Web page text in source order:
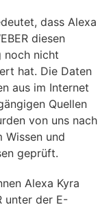
dass Alexa
diesen
noch nicht
hat. Die Daten
aus im Internet
Quellen
von uns nach
Wissen und
geprüft.
Alexa Kyra
unter der E-